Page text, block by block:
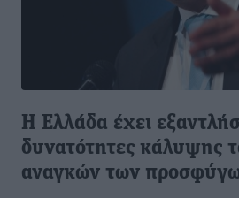
Η Ελλάδα έχει
δυνατότητες κάλυψης
αναγκών των